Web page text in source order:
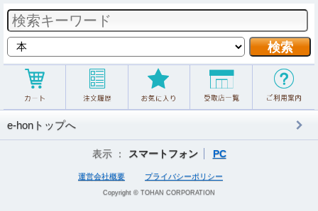
e-honトップへ
表示 ： スマートフォン PC
運営会社概要 プライバシーポリシー
Copyright © TOHAN CORPORATION